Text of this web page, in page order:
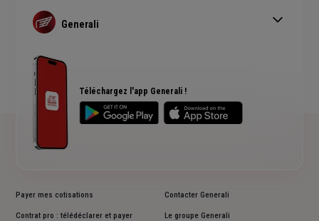
Téléchargez l'app Generali !
Assurance habitation
Ensemble Face aux risques
Devis assurance prêt immobilier
Generali
FAQ Assurance habitation
Avis Generali
Plan du site
Payer mes cotisations
Contrat pro : télédéclarer et payer
Contacter Generali
Le groupe Generali